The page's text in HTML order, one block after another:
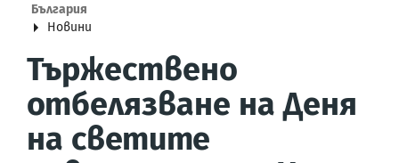
България
Новини
Тържествено
отбелязване на Деня
на светите